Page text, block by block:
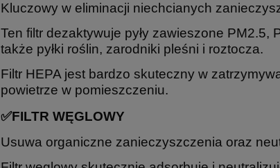
Kluczowy w eliminacji niechcianych
Ten filtr dezaktywuje pyły zawieszone PM2.5,
także pyłki roślin, zarodniki pleśni i roztocza.
Filtr HEPA jest bardzo skuteczny w
powietrze w pomieszczeniu.
✅FILTR WĘGLOWY
Usuwa organiczne zanieczyszczenia oraz